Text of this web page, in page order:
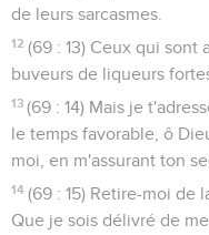
de leurs sarcasmes.
12 (69 : 13) Ceux qui sont
buveurs de liqueurs
13 (69 : 14) Mais je
le temps favorable, ô
moi, en m'assurant ton
14 (69 : 15) Retire-moi de
Que je sois délivré de